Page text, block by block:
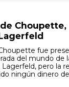
Choupette,
fue
del mundo de
pero la
ningún dinero